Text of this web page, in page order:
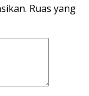
Ruas yang